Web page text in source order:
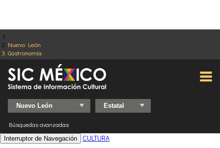
Nuevo León
Gastronomía
Búsquedas avanzadas
Interruptor de Navegación CULTURA